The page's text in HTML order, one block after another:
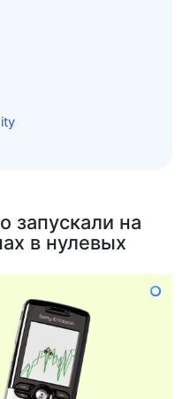
запускали на
в нулевых